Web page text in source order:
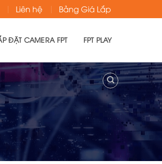
Liên hệ Bảng Giá Lắp
ĐẶT CAMERA FPT FPT PLAY